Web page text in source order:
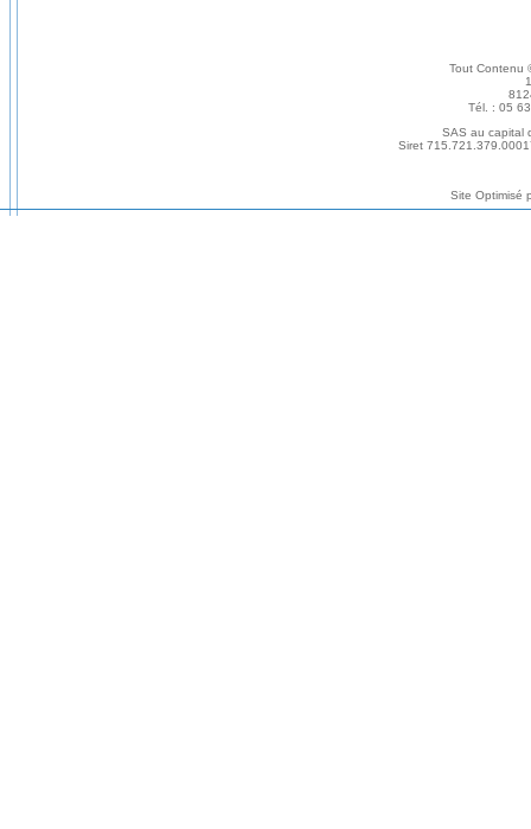
Tout Contenu
Tél. : 05
SAS au capital
Siret
Site Optimisé